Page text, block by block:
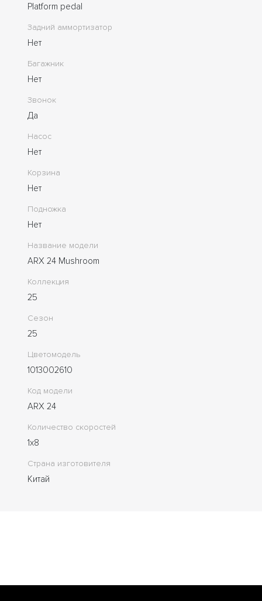
Platform pedal
Задний аммортизатор
Нет
Багажник
Нет
Звонок
Да
Насос
Нет
Корзина
Нет
Подножка
Нет
Название модели
ARX 24 Mushroom
Коллекция
25
Сезон
25
Цветомодель
1013002610
Код модели
ARX 24
Количество скоростей
1x8
Страна изготовителя
Китай